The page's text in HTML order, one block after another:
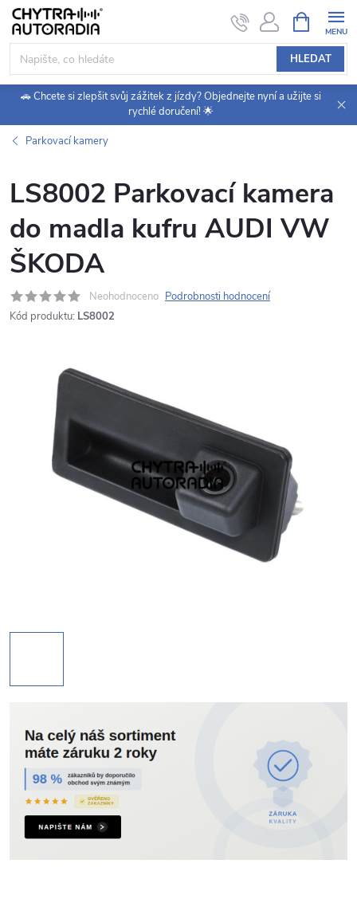
Přejít
obsah
HLEDAT
NÁKUPNÍ
KOŠÍK
🚗 Chcete si zlepšit svůj zážitek z jízdy? Objednejte nyní a užijte si
rychlé doručení! 🌟
Parkovací kamery
LS8002 Parkovací kamera
do madla kufru AUDI VW
ŠKODA
Neohodnoceno Podrobnosti hodnocení
Kód produktu: LS8002